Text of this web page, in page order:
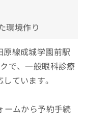
環境作り
線成城学園前駅
で、一般眼科診療
ています。
ームから予約手続